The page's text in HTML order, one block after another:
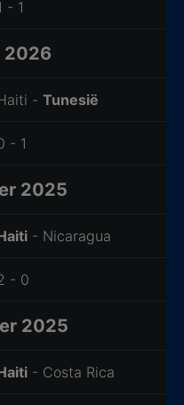
- 1
2026
- Tunesië
- 1
2025
- Nicaragua
- 0
2025
- Costa Rica